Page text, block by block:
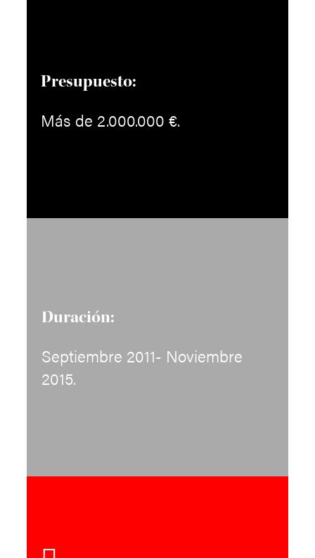
Presupuesto:
Más de 2.000.000 €.
Duración:
Septiembre 2011- Noviembre
2015.